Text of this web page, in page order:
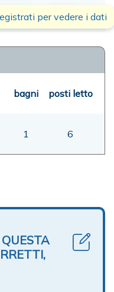
00,00 mt
per vedere i dati
bagni posti letto
1 6